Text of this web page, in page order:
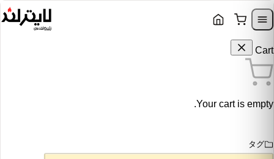
Skip to navigation
Cart
Your cart is empty.
タグ